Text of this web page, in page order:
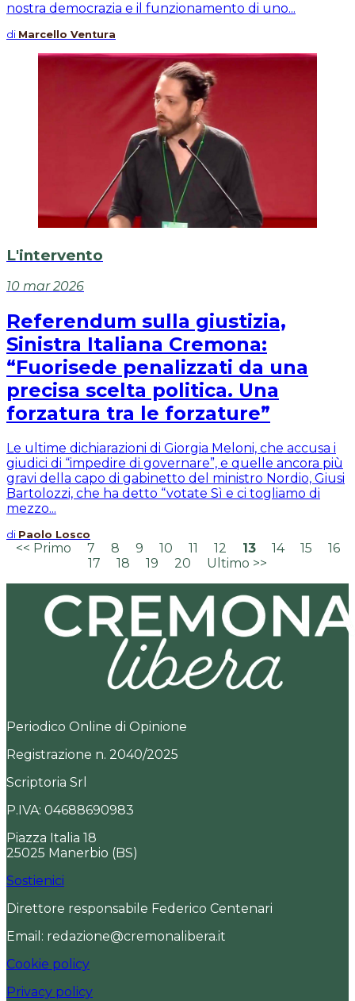
nostra democrazia e il funzionamento di uno...
di Marcello Ventura
L'intervento
10 mar 2026
Referendum sulla giustizia,
Sinistra Italiana Cremona:
“Fuorisede penalizzati da una
precisa scelta politica. Una
forzatura tra le forzature”
Le ultime dichiarazioni di Giorgia Meloni, che accusa i
giudici di “impedire di governare”, e quelle ancora più
gravi della capo di gabinetto del ministro Nordio, Giusi
Bartolozzi, che ha detto “votate Sì e ci togliamo di
mezzo...
di Paolo Losco
<< Primo 7 8 9 10 11 12 13 14 15
16
17
18 19 20 Ultimo >>
Periodico Online di Opinione
Registrazione n. 2040/2025
Scriptoria Srl
P.IVA: 04688690983
Piazza Italia 18
25025 Manerbio (BS)
Sostienici
Direttore responsabile Federico Centenari
Email: redazione@cremonalibera.it
Cookie policy
Privacy policy